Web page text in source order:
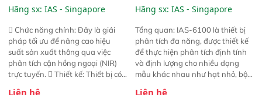
Line NIR
Hãng sx: IAS - Singapore
 Chức năng chính: Đây là giải
pháp tối ưu để nâng cao hiệu
suất sản xuất thông qua việc
phân tích cận hồng ngoại (NIR)
trực tuyến.  Thiết kế: Thiết bị có
Liên hệ
Analyzer)
Hãng sx: IAS - Singapore
Tổng quan: IAS-6100 là thiết bị
phân tích đa năng, được thiết kế
để thực hiện phân tích định tính
và định lượng cho nhiều dạng
mẫu khác nhau như hạt nhỏ, bột,
Liên hệ